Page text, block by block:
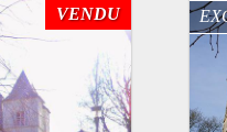
VENDU